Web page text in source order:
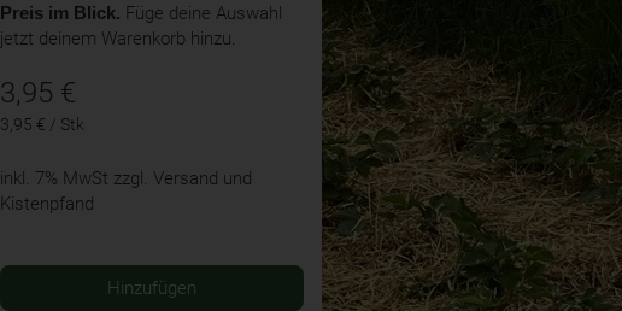
Preis im Blick. Füge deine Auswahl
jetzt deinem Warenkorb hinzu.
3,95 €
3,95 € / Stk
inkl. 7% MwSt zzgl. Versand und
Kistenpfand
Hinzufügen